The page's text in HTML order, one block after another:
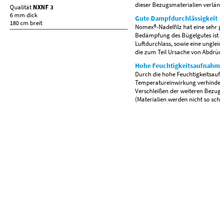
dieser Bezugsmaterialien
Gute Dampfdurchlässigkeit
Nomex®-Nadelfilz hat eine
Bedämpfung des Bügelgutes
Luftdurchlass, sowie eine
die zum Teil Ursache von
Hohe
Durch die hohe
Temperatureinwirkung
Verschleißen der weiteren
(Materialien werden nicht so
Qualität NXNF 3
6 mm dick
180 cm breit